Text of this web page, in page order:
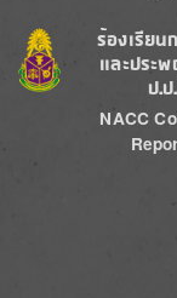
Image
ร้องเรียน
และประ
ป.
NACC